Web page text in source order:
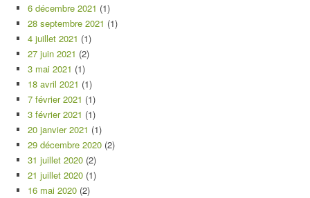
6 décembre 2021 (1)
28 septembre 2021 (1)
4 juillet 2021 (1)
27 juin 2021 (2)
3 mai 2021 (1)
18 avril 2021 (1)
7 février 2021 (1)
3 février 2021 (1)
20 janvier 2021 (1)
29 décembre 2020 (2)
31 juillet 2020 (2)
21 juillet 2020 (1)
16 mai 2020 (2)